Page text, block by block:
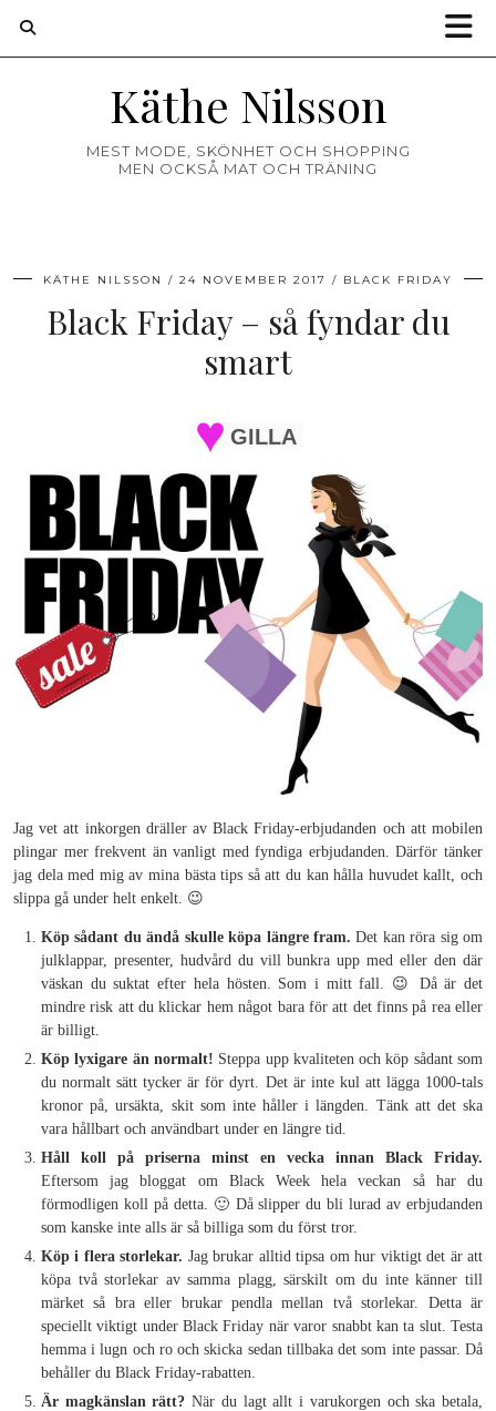
Käthe Nilsson
MEST MODE, SKÖNHET OCH SHOPPING
MEN OCKSÅ MAT OCH TRÄNING
KÄTHE NILSSON 24 NOVEMBER 2017 BLACK FRIDAY
Black Friday – så fyndar du
smart
GILLA
Jag vet att inkorgen dräller av Black Friday-erbjudanden och att mobilen
plingar mer frekvent än vanligt med fyndiga erbjudanden. Därför tänker
jag dela med mig av mina bästa tips så att du kan hålla huvudet kallt, och
slippa gå under helt enkelt. 😉
Köp sådant du ändå skulle köpa längre fram. Det kan röra sig om
julklappar, presenter, hudvård du vill bunkra upp med eller den där
väskan du suktat efter hela hösten. Som i mitt fall. 😉 Då är det
mindre risk att du klickar hem något bara för att det finns på rea eller
är billigt.
Köp lyxigare än normalt! Steppa upp kvaliteten och köp sådant som
du normalt sätt tycker är för dyrt. Det är inte kul att lägga 1000-tals
kronor på, ursäkta, skit som inte håller i längden. Tänk att det ska
vara hållbart och användbart under en längre tid.
Håll koll på priserna minst en vecka innan Black Friday.
Eftersom jag bloggat om Black Week hela veckan så har du
förmodligen koll på detta. 🙂 Då slipper du bli lurad av erbjudanden
som kanske inte alls är så billiga som du först tror.
Köp i flera storlekar. Jag brukar alltid tipsa om hur viktigt det är att
köpa två storlekar av samma plagg, särskilt om du inte känner till
märket så bra eller brukar pendla mellan två storlekar. Detta är
speciellt viktigt under Black Friday när varor snabbt kan ta slut. Testa
hemma i lugn och ro och skicka sedan tillbaka det som inte passar. Då
behåller du Black Friday-rabatten.
Är magkänslan rätt? När du lagt allt i varukorgen och ska betala,